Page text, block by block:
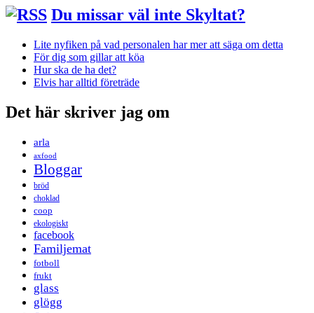
Du missar väl inte Skyltat?
Lite nyfiken på vad personalen har mer att säga om detta
För dig som gillar att köa
Hur ska de ha det?
Elvis har alltid företräde
Det här skriver jag om
arla
axfood
Bloggar
bröd
choklad
coop
ekologiskt
facebook
Familjemat
fotboll
frukt
glass
glögg